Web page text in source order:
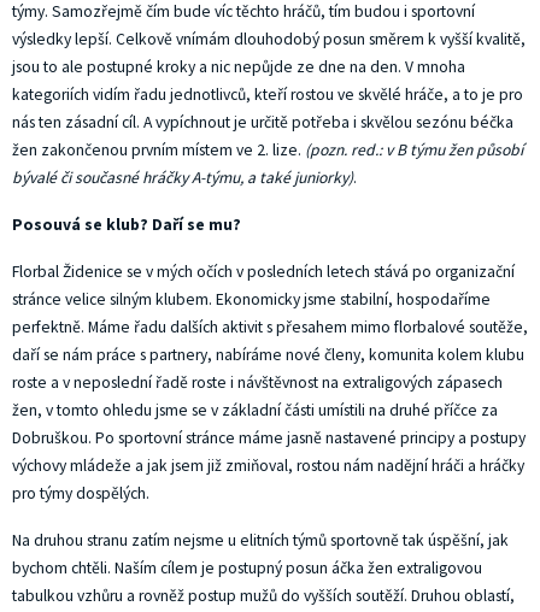
týmy. Samozřejmě čím bude víc těchto hráčů, tím budou i sportovní
výsledky lepší. Celkově vnímám dlouhodobý posun směrem k vyšší kvalitě,
jsou to ale postupné kroky a nic nepůjde ze dne na den. V mnoha
kategoriích vidím řadu jednotlivců, kteří rostou ve skvělé hráče, a to je pro
nás ten zásadní cíl. A vypíchnout je určitě potřeba i skvělou sezónu béčka
žen zakončenou prvním místem ve 2. lize. (pozn. red.: v B týmu žen působí
bývalé či současné hráčky A-týmu, a také juniorky).
Posouvá se klub? Daří se mu?
Florbal Židenice se v mých očích v posledních letech stává po organizační
stránce velice silným klubem. Ekonomicky jsme stabilní, hospodaříme
perfektně. Máme řadu dalších aktivit s přesahem mimo florbalové soutěže,
daří se nám práce s partnery, nabíráme nové členy, komunita kolem klubu
roste a v neposlední řadě roste i návštěvnost na extraligových zápasech
žen, v tomto ohledu jsme se v základní části umístili na druhé příčce za
Dobruškou. Po sportovní stránce máme jasně nastavené principy a postupy
výchovy mládeže a jak jsem již zmiňoval, rostou nám nadějní hráči a hráčky
pro týmy dospělých.
Na druhou stranu zatím nejsme u elitních týmů sportovně tak úspěšní, jak
bychom chtěli. Naším cílem je postupný posun áčka žen extraligovou
tabulkou vzhůru a rovněž postup mužů do vyšších soutěží. Druhou oblastí,